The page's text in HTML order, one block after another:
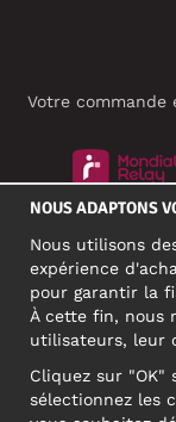
Votre
NOUS ADAPTONS
Nous utilisons
expérience
pour garantir la
À cette fin, nous
utilisateurs, leur
Cliquez sur "OK"
sélectionnez les